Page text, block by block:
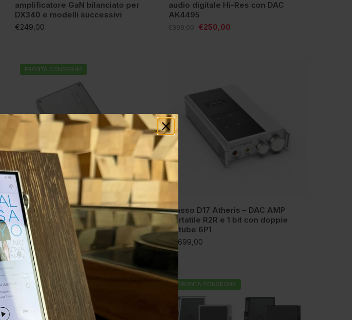
amplificatore GaN bilanciato per
DX340 e modelli successivi
€249,00
audio digitale Hi-Res con DAC
AK4495
€399,00 €250,00
PRONTA CONSEGNA
iBasso PB6 Macaw – Amplificatore
cuffie valvolare portatile con 4
Raytheon JAN6418
€399,00
iBasso D17 Atheris – DAC AMP
portatile R2R e 1 bit con doppie
Nutube 6P1
1.699,00
PRONTA CONSEGNA PRONTA CONSEGNA